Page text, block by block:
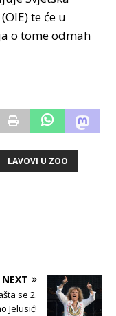
te će u
o tome odmah
LAVOVI U ZOO
NEXT
se 2.
Jelusić!